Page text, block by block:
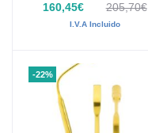
160,45€ 205,70€
I.V.A Incluido
-22%